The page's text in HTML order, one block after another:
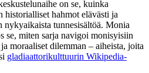
on se, kuinka
historialliset hahmot elävästi ja
nykyaikaista tunnesisältöä. Monia
se, miten sarja navigoi monisyisiin
moraaliset dilemman – aiheista, joita
gladiaattorikulttuurin Wikipedia-